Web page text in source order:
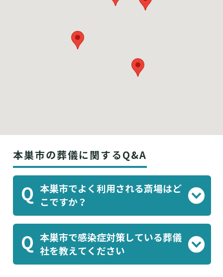
本巣市の葬儀に関するQ&A
Q
本巣市でよく利用される斎場はど
こですか？
家族葬ホール 華園、家族葬 千の風 本巣
式場
、家族葬 千の風 瑞穂北方式場
等が
よく利用されております。
Q
本巣市で感染症対策している葬儀
社を教えてください